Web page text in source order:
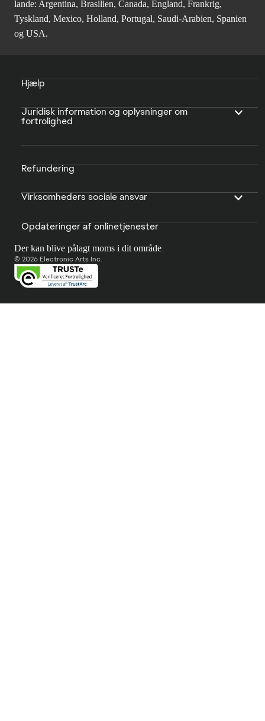
lande: Argentina, Brasilien, Canada, England, Frankrig,
Tyskland, Mexico, Holland, Portugal, Saudi-Arabien, Spanien
og USA.
Hjælp
Juridisk information og oplysninger om
fortrolighed
Refundering
Virksomheders sociale ansvar
Opdateringer af onlinetjenester
Der kan blive pålagt moms i dit område
© 2026 Electronic Arts Inc.